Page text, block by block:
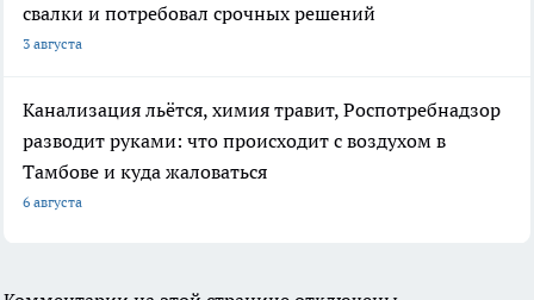
свалки и потребовал срочных решений
3 августа
Канализация льётся, химия травит, Роспотребнадзор
разводит руками: что происходит с воздухом в
Тамбове и куда жаловаться
6 августа